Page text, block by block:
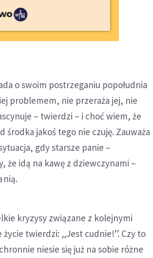
o swoim postrzeganiu popołudnia
problemem, nie przeraża jej, nie
– twierdzi – i choć wiem, że
środka jakoś tego nie czuję. Zauważa
gdy starsze panie –
że idą na kawę z dziewczynami –
nią.
kryzysy związane z kolejnymi
twierdzi: „Jest cudnie!”. Czy to
niesie się już na sobie różne